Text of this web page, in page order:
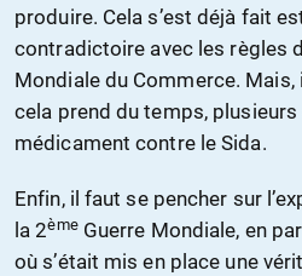
produire. Cela s’est déjà fait
contradictoire avec les règles
Mondiale du Commerce.
cela prend du temps,
médicament contre le Sida.
Enfin, il faut se pencher sur
la 2èmeGuerre Mondiale, en
où s’était mis en place une